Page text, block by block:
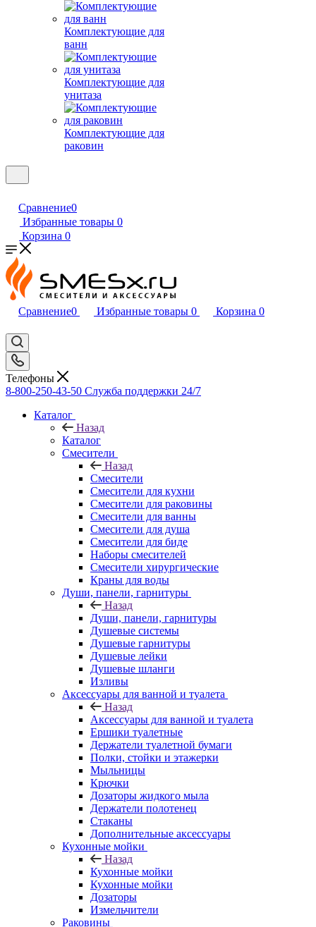
Комплектующие для
ванн
Комплектующие для
унитаза
Комплектующие для
раковин
Сравнение0
Избранные товары 0
Корзина 0
Сравнение0 Избранные товары 0 Корзина 0
Телефоны
8-800-250-43-50 Служба поддержки 24/7
Каталог
Назад
Каталог
Смесители
Назад
Смесители
Смесители для кухни
Смесители для раковины
Смесители для ванны
Смесители для душа
Смесители для биде
Наборы смесителей
Смесители хирургические
Краны для воды
Души, панели, гарнитуры
Назад
Души, панели, гарнитуры
Душевые системы
Душевые гарнитуры
Душевые лейки
Душевые шланги
Изливы
Аксессуары для ванной и туалета
Назад
Аксессуары для ванной и туалета
Ершики туалетные
Держатели туалетной бумаги
Полки, стойки и этажерки
Мыльницы
Крючки
Дозаторы жидкого мыла
Держатели полотенец
Стаканы
Дополнительные аксессуары
Кухонные мойки
Назад
Кухонные мойки
Кухонные мойки
Дозаторы
Измельчители
Раковины